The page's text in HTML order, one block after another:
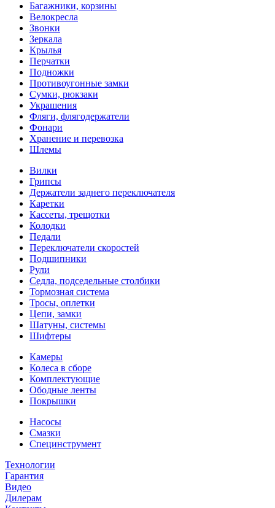
Багажники, корзины
Велокресла
Звонки
Зеркала
Крылья
Перчатки
Подножки
Противоугонные замки
Сумки, рюкзаки
Украшения
Фляги, флягодержатели
Фонари
Хранение и перевозка
Шлемы
Вилки
Грипсы
Держатели заднего переключателя
Каретки
Кассеты, трещотки
Колодки
Педали
Переключатели скоростей
Подшипники
Рули
Седла, подседельные столбики
Тормозная система
Тросы, оплетки
Цепи, замки
Шатуны, системы
Шифтеры
Камеры
Колеса в сборе
Комплектующие
Ободные ленты
Покрышки
Насосы
Смазки
Специнструмент
Технологии
Гарантия
Видео
Дилерам